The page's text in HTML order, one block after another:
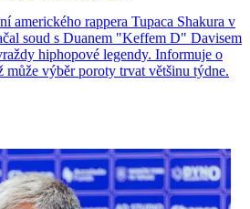
amerického rappera Tupaca Shakura v
soud s Duanem "Keffem D" Davisem
hiphopové legendy. Informuje o
může výběr poroty trvat většinu týdne.